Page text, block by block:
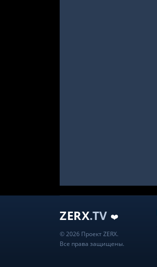
ZERX.TV ❤️
© 2026 Проект ZERX.
Все права защищены.